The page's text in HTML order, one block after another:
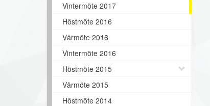
Vintermöte 2017
Höstmöte 2016
Vårmöte 2016
Vintermöte 2016
Höstmöte 2015
Vårmöte 2015
Höstmöte 2014